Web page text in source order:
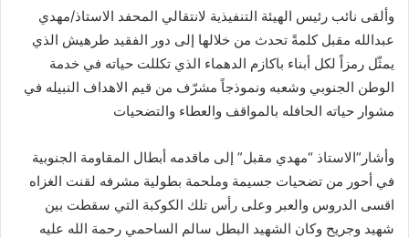
وألقى نائب رئيس الهيئة التنفيذية لانتقالي المحفد الاستاذ/مهدي
عبدالله مقبل كلمةً تحدث من خلالها إلى دور الفقيد طرهيش الذي
يمثّل رمزاً لكل أبناء باكازم الدهماء الذي تكللت حياته في خدمة
الوطن الجنوبي وشعبه ونموذجاً مشرّف من قيم الاهداف النبيله في
مشوار حياته الحافله بالمواقف والعطاء والتضحيات
وأشار”الاستاذ “مهدي مقبل” إلى ماقدمه أبطال المقاومة الجنوبية
في أحور من تضحيات جسيمة وملحمة بطولية مشرفه لقنت الغزاه
اقسى الدروس والعبر وعلى رأس تلك الكوكبة التي سقطت بين
شهيد وجريح وكان الشهيد البطل سالم الساحمي رحمة الله عليه